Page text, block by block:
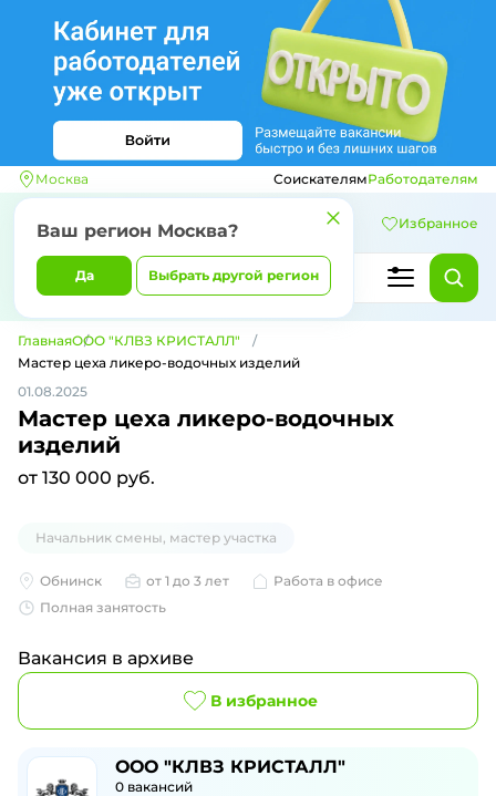
Москва
Ваш регион Москва?
Да Выбрать другой регион
СоискателямРаботодателям
Избранное
ГлавнаяООО "КЛВЗ КРИСТАЛЛ"
Мастер цеха ликеро-водочных изделий
01.08.2025
Мастер цеха ликеро-водочных
изделий
от 130 000 руб.
Начальник смены, мастер участка
Обнинск от 1 до 3 лет
Работа в офисе
Полная занятость
Вакансия в архиве
В избранное
ООО "КЛВЗ КРИСТАЛЛ"
0 вакансий